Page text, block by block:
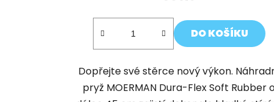
DO KOŠÍKU
Dopřejte své stěrce nový výkon.
pryž MOERMAN Dura-Flex Soft Rubber